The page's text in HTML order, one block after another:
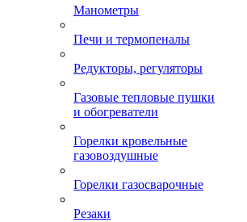
Манометры
Печи и термопеналы
Редукторы, регуляторы
Газовые тепловые пушки
и обогреватели
Горелки кровельные
газовоздушные
Горелки газосварочные
Резаки